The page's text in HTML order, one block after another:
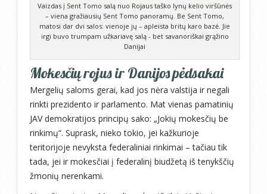
Vaizdas į Sent Tomo salą nuo Rojaus taško lynų kelio viršūnės
– viena gražiausių Sent Tomo panoramų. Be Sent Tomo,
matosi dar dvi salos: vienoje jų – apleista britų karo bazė. Jie
irgi buvo trumpam užkariavę salą - bet savanoriškai grąžino
Danijai
Mokesčių rojus ir Danijos pėdsakai
Mergelių saloms gerai, kad jos nėra valstija ir negali
rinkti prezidento ir parlamento. Mat vienas pamatinių
JAV demokratijos principų sako: „Jokių mokesčių be
rinkimų“. Suprask, nieko tokio, jei kažkurioje
teritorijoje nevyksta federaliniai rinkimai – tačiau tik
tada, jei ir mokesčiai į federalinį biudžetą iš tenykščių
žmonių nerenkami.